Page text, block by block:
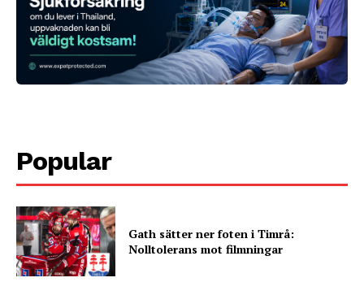
Popular
Gath sätter ner foten i Timrå:
Nolltolerans mot filmningar